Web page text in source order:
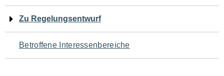
für
den
Seiteninhalt
Zu Regelungsentwurf
Betroffene Interessenbereiche